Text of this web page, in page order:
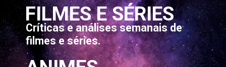
FILMES E SÉRIES
Críticas e análises semanais de
filmes e séries.